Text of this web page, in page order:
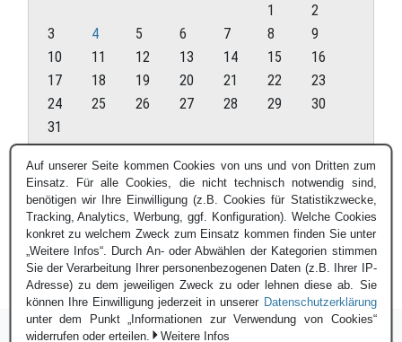
August 2026
1
2
3
4 5 6 7 8
9
10
11 12 13 14 15
16
17
18 19 20 21 22
23
24
25 26 27 28 29
30
31
« Juli
Auf unserer Seite kommen Cookies von uns und von Dritten zum
Einsatz. Für alle Cookies, die nicht technisch notwendig sind,
benötigen wir Ihre Einwilligung (z.B. Cookies für Statistikzwecke,
Tracking, Analytics, Werbung, ggf. Konfiguration). Welche Cookies
konkret zu welchem Zweck zum Einsatz kommen finden Sie unter
„Weitere Infos“. Durch An- oder Abwählen der Kategorien stimmen
Sie der Verarbeitung Ihrer personenbezogenen Daten (z.B. Ihrer IP-
Adresse) zu dem jeweiligen Zweck zu oder lehnen diese ab. Sie
können Ihre Einwilligung jederzeit in unserer Datenschutzerklärung
unter dem Punkt „Informationen zur Verwendung von Cookies“
widerrufen oder erteilen.
Weitere Infos